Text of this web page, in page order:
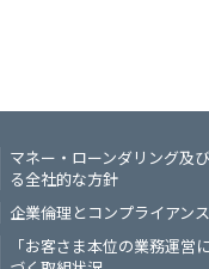
マネー・ローンダリング及
る全社的な方針
企業倫理とコンプライアン
「お客さま本位の業務運営